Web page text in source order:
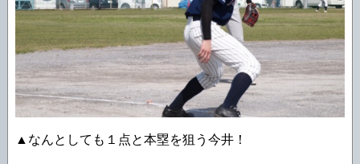
▲なんとしても１点と本塁を狙う今井！